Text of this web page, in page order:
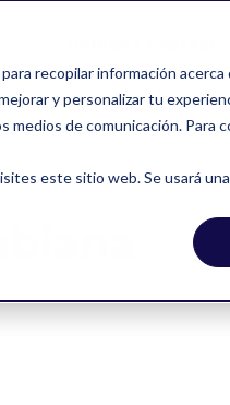
recopilar información
y personalizar tu
de comunicación. Para
este sitio web. Se usará